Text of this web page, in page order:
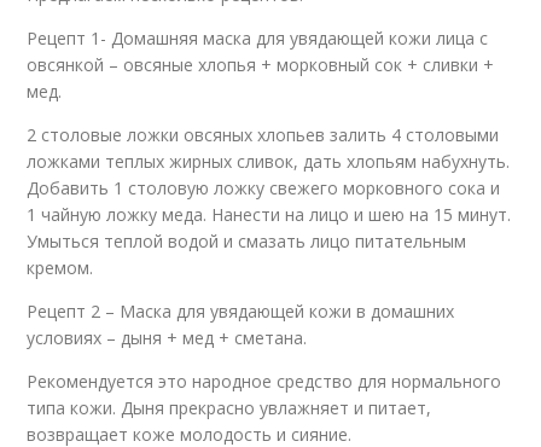
Рецепт 1- Домашняя маска для увядающей кожи лица с
овсянкой – овсяные хлопья + морковный сок + сливки +
мед.
2 столовые ложки овсяных хлопьев залить 4 столовыми
ложками теплых жирных сливок, дать хлопьям набухнуть.
Добавить 1 столовую ложку свежего морковного сока и
1 чайную ложку меда. Нанести на лицо и шею на 15 минут.
Умыться теплой водой и смазать лицо питательным
кремом.
Рецепт 2 – Маска для увядающей кожи в домашних
условиях – дыня + мед + сметана.
Рекомендуется это народное средство для нормального
типа кожи. Дыня прекрасно увлажняет и питает,
возвращает коже молодость и сияние.